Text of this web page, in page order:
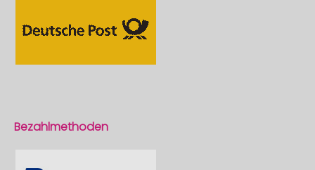
Bezahlmethoden